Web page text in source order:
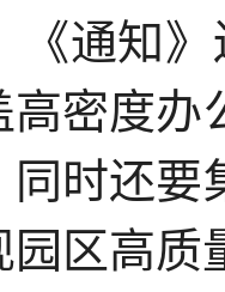
《通知
密度
时还
区高质